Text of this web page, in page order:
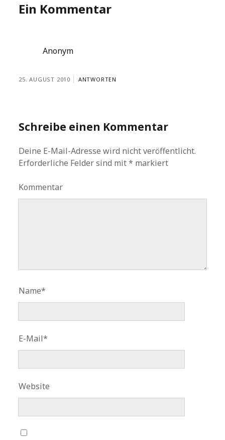
Ein Kommentar
Anonym
25. AUGUST 2010 ANTWORTEN
Schreibe einen Kommentar
Deine E-Mail-Adresse wird nicht veröffentlicht.
Erforderliche Felder sind mit* markiert
Kommentar
Name*
E-Mail*
Website